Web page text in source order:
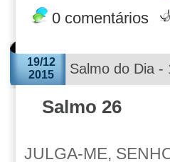
0 comentários
19/12
2015
Salmo do Dia -
Salmo 26
JULGA-ME,